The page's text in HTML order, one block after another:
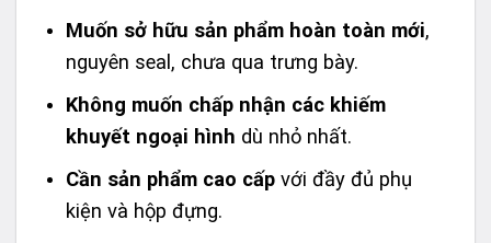
Muốn sở hữu sản phẩm hoàn toàn mới,
nguyên seal, chưa qua trưng bày.
Không muốn chấp nhận các khiếm
khuyết ngoại hình dù nhỏ nhất.
Cần sản phẩm cao cấpvới đầy đủ phụ
kiện và hộp đựng.